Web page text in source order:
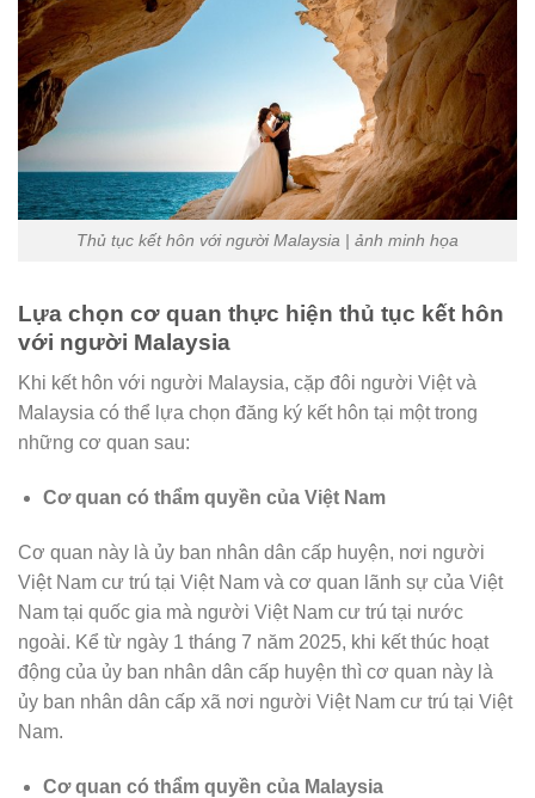
Thủ tục kết hôn với người Malaysia | ảnh minh họa
Lựa chọn cơ quan thực hiện thủ tục kết hôn
với người Malaysia
Khi kết hôn với người Malaysia, cặp đôi người Việt và
Malaysia có thể lựa chọn đăng ký kết hôn tại một trong
những cơ quan sau:
Cơ quan có thẩm quyền của Việt Nam
Cơ quan này là ủy ban nhân dân cấp huyện, nơi người
Việt Nam cư trú tại Việt Nam và cơ quan lãnh sự của Việt
Nam tại quốc gia mà người Việt Nam cư trú tại nước
ngoài. Kể từ ngày 1 tháng 7 năm 2025, khi kết thúc hoạt
động của ủy ban nhân dân cấp huyện thì cơ quan này là
ủy ban nhân dân cấp xã nơi người Việt Nam cư trú tại Việt
Nam.
Cơ quan có thẩm quyền của Malaysia